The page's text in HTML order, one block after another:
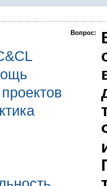
Вопрос: